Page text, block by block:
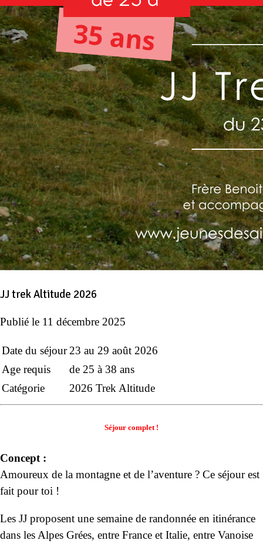
JJ trek Altitude 2026
Publié le 11 décembre 2025
Date du séjour23 au 29 août 2026
Age requis
de 25 à 38 ans
Catégorie
2026 Trek Altitude
Séjour complet !
Concept :
Amoureux de la montagne et de l’aventure ? Ce séjour est
fait pour toi !
Les JJ proposent une semaine de randonnée en itinérance
dans les Alpes Grées, entre France et Italie, entre Vanoise